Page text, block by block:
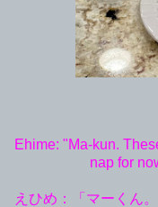
Ehime: "Ma-kun.
nap for
えひめ：「マーくん